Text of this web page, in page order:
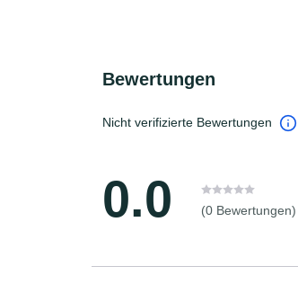
Bewertungen
Nicht verifizierte Bewertungen
0.0 (0 Bewertungen)